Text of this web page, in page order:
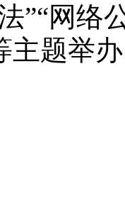
”“网络
主题举